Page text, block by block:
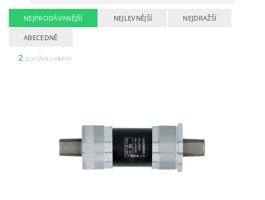
NEJPRODÁVANĚJŠÍ NEJLEVNĚJŠÍ NEJDRAŽŠÍ
ABECEDNĚ
2 položek celkem